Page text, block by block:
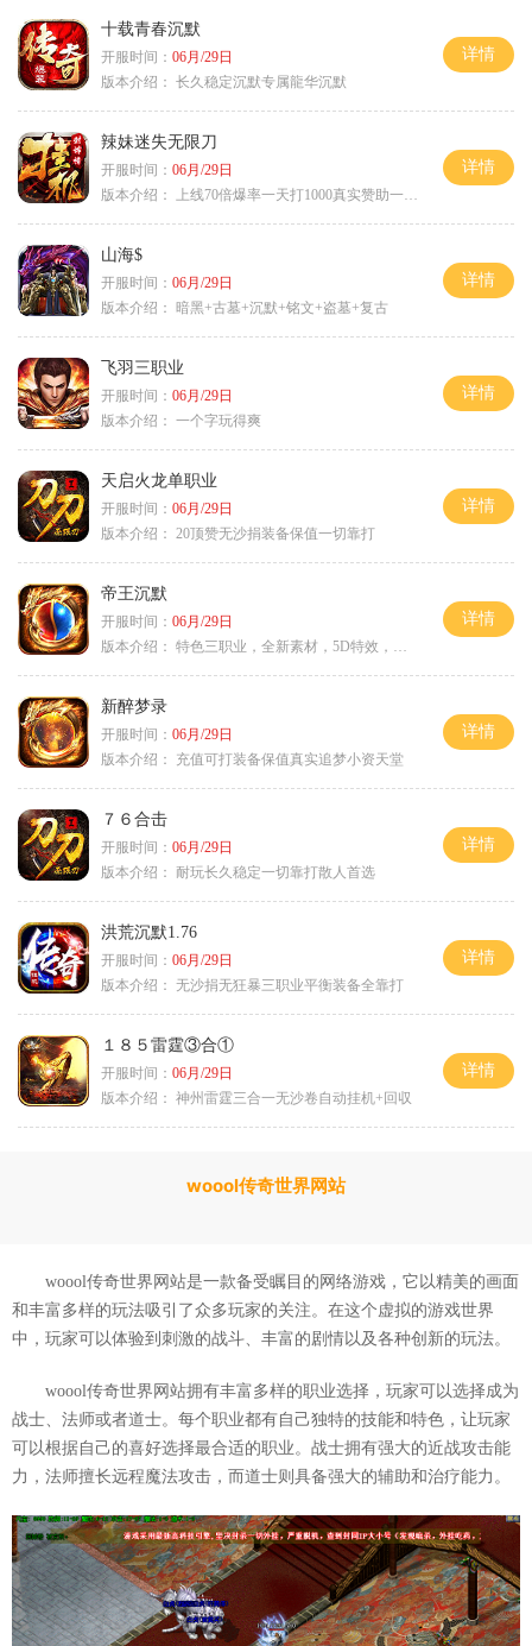
十载青春沉默
开服时间： 06月/29日
版本介绍： 长久稳定沉默专属龍华沉默
详情
辣妹迷失无限刀
开服时间： 06月/29日
版本介绍：
上线70倍爆率一天打1000真实赞助一夜终
详情
山海$
开服时间： 06月/29日
版本介绍：
暗黑+古墓+沉默+铭文+盗墓+复古
详情
飞羽三职业
开服时间： 06月/29日
版本介绍： 一个字玩得爽
详情
天启火龙单职业
开服时间： 06月/29日
版本介绍： 20顶赞无沙捐装备保值一切靠打
详情
帝王沉默
开服时间： 06月/29日
版本介绍： 特色三职业，全新素材，5D特效，不卡图
详情
新醉梦录
开服时间： 06月/29日
版本介绍：
充值可打装备保值真实追梦小资天堂
详情
７６合击
开服时间： 06月/29日
版本介绍： 耐玩长久稳定一切靠打散人首选
详情
洪荒沉默1.76
开服时间： 06月/29日
版本介绍： 无沙捐无狂暴三职业平衡装备全靠打
详情
１８５雷霆③合①
开服时间： 06月/29日
版本介绍： 神州雷霆三合一无沙卷自动挂机+回収
详情
woool传奇世界网站
woool传奇世界网站是一款备受瞩目的网络游戏，它以精美的画面
和丰富多样的玩法吸引了众多玩家的关注。在这个虚拟的游戏世界
中，玩家可以体验到刺激的战斗、丰富的剧情以及各种创新的玩法。
woool传奇世界网站拥有丰富多样的职业选择，玩家可以选择成为
战士、法师或者道士。每个职业都有自己独特的技能和特色，让玩家
可以根据自己的喜好选择最合适的职业。战士拥有强大的近战攻击能
力，法师擅长远程魔法攻击，而道士则具备强大的辅助和治疗能力。